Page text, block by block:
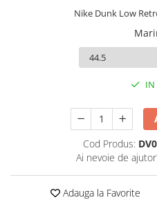
Nike Dunk Low
IN
Cod Produs:
Ai nevoie de
Adauga la Favorite